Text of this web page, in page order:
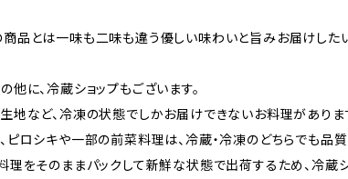
品とは一味も二味も違う優しい味わいと旨みお届けしたい
他に、冷蔵ショップもございます。
地など、冷凍の状態でしかお届けできないお料理があり
ピロシキや一部の前菜料理は、冷蔵・冷凍のどちらでも品
理をそのままパックして新鮮な状態で出荷するため、冷蔵